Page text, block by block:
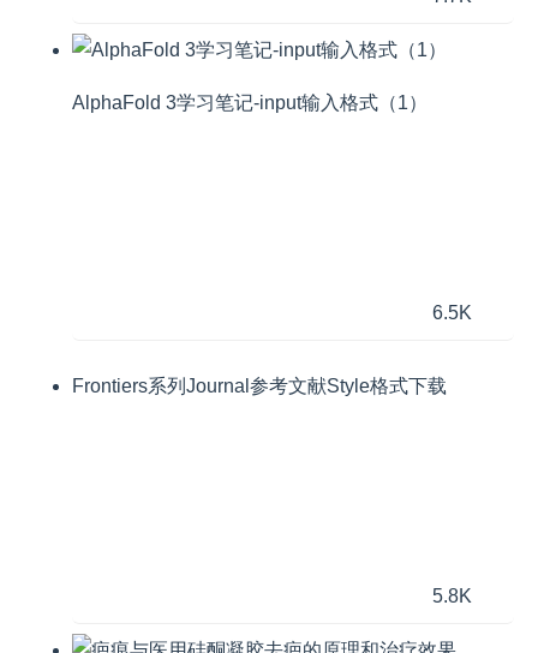
AlphaFold 3学习笔记-input输入格式（1）
6.5K
Frontiers系列Journal参考文献Style格式下载
5.8K